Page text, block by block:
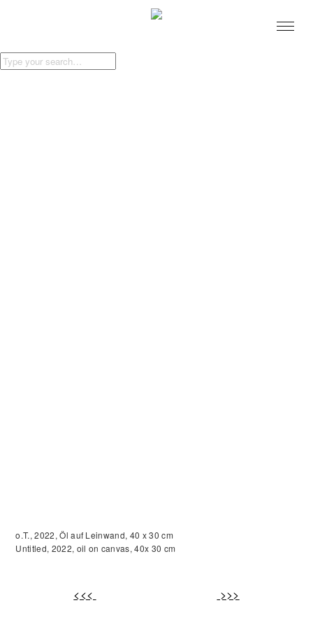
o.T., 2022, Öl auf Leinwand, 40 x 30 cm
Untitled, 2022, oil on canvas, 40x 30 cm
<<< >>>